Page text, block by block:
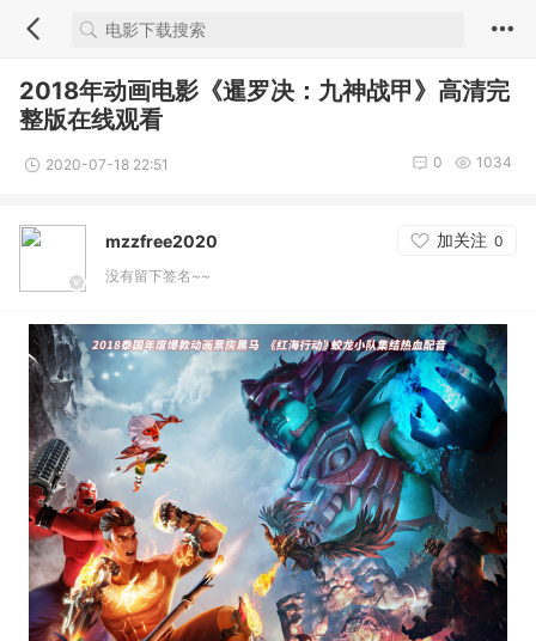
2018年动画电影《暹罗决：九神战甲》高清完
整版在线观看
2020-07-18 22:51 1034
0
mzzfree2020 加关注 0
没有留下签名~~